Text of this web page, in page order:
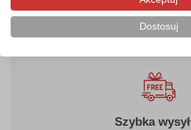
Szybka
Dostosuj